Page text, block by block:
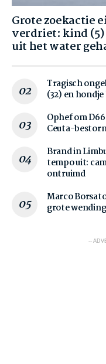
Grote zoekactie
verdriet: kind
uit het water
Tragisch
(32) en
Ophef om
Ceuta-
Brand in
tempo uit:
ontruimd
Marco
grote
--